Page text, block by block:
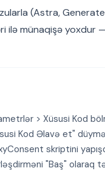
(Astra,
ilə münaqişə yoxdur
> Xüsusi Kod
Kod Əlavə et"
skriptini
"Baş" olaraq